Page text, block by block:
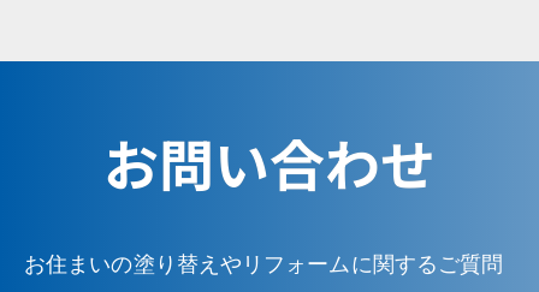
お問い合わせ
お住まいの塗り替えやリフォームに関するご質問